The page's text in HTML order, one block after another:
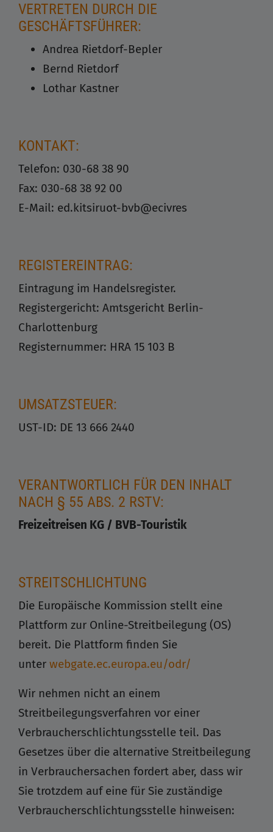
VERTRETEN DURCH DIE
GESCHÄFTSFÜHRER:
Andrea Rietdorf-Bepler
Bernd Rietdorf
Lothar Kastner
KONTAKT:
Telefon: 030-68 38 90
Fax: 030-68 38 92 00
E-Mail: ed.kitsiruot-bvb@ecivres
REGISTEREINTRAG:
Eintragung im Handelsregister.
Registergericht: Amtsgericht Berlin-
Charlottenburg
Registernummer: HRA 15 103 B
UMSATZSTEUER:
UST-ID: DE 13 666 2440
VERANTWORTLICH FÜR DEN INHALT
NACH § 55 ABS. 2 RSTV:
Freizeitreisen KG / BVB-Touristik
STREITSCHLICHTUNG
Die Europäische Kommission stellt eine
Plattform zur Online-Streitbeilegung (OS)
bereit. Die Plattform finden Sie
unter webgate.ec.europa.eu/odr/
Wir nehmen nicht an einem
Streitbeilegungsverfahren vor einer
Verbraucherschlichtungsstelle teil. Das
Gesetzes über die alternative Streitbeilegung
in Verbrauchersachen fordert aber, dass wir
Sie trotzdem auf eine für Sie zuständige
Verbraucherschlichtungsstelle hinweisen: